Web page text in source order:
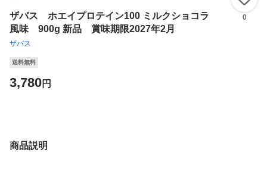
ザバス ホエイプロテイン100 ミルクショコラ
風味 900g 新品 賞味期限2027年2月
ザバス
0
送料無料
3,780円
商品説明